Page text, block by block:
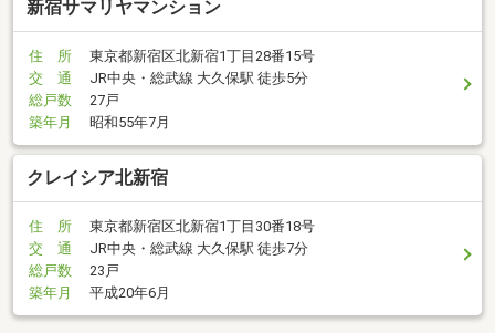
新宿サマリヤマンション
住 所
東京都新宿区北新宿1丁目28番15号
交 通
JR中央・総武線 大久保駅 徒歩5分
総戸数
27戸
築年月
昭和55年7月
クレイシア北新宿
住 所
東京都新宿区北新宿1丁目30番18号
交 通
JR中央・総武線 大久保駅 徒歩7分
総戸数
23戸
築年月
平成20年6月